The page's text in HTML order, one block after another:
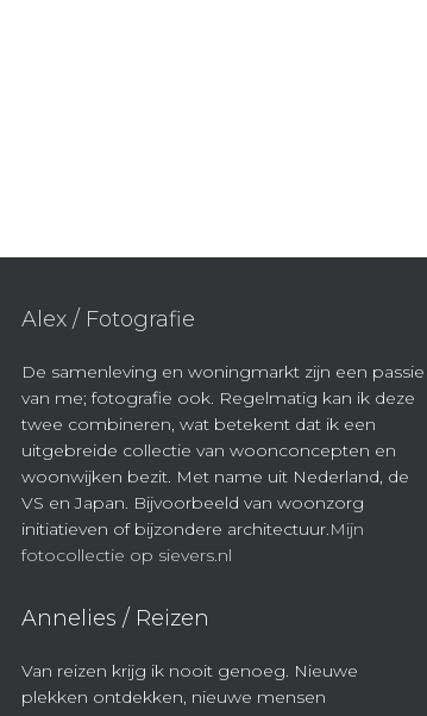
Alex / Fotografie
De samenleving en woningmarkt zijn een passie
van me; fotografie ook. Regelmatig kan ik deze
twee combineren, wat betekent dat ik een
uitgebreide collectie van woonconcepten en
woonwijken bezit. Met name uit Nederland, de
VS en Japan. Bijvoorbeeld van woonzorg
initiatieven of bijzondere architectuur.Mijn
fotocollectie op sievers.nl
Annelies / Reizen
Van reizen krijg ik nooit genoeg. Nieuwe
plekken ontdekken, nieuwe mensen